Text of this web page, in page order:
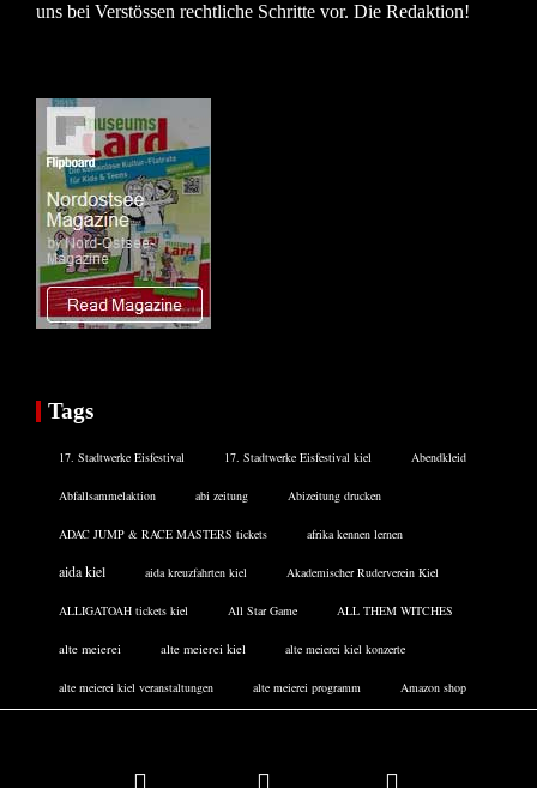
uns bei Verstössen rechtliche Schritte vor. Die Redaktion!
Tags
17. Stadtwerke Eisfestival 17. Stadtwerke Eisfestival kiel Abendkleid
Abfallsammelaktion abi zeitung Abizeitung drucken
ADAC JUMP & RACE MASTERS tickets afrika kennen lernen
aida kiel aida kreuzfahrten kiel Akademischer Ruderverein Kiel
ALLIGATOAH tickets kiel All Star Game ALL THEM WITCHES
alte meierei alte meierei kiel alte meierei kiel konzerte
alte meierei kiel veranstaltungen alte meierei programm Amazon shop